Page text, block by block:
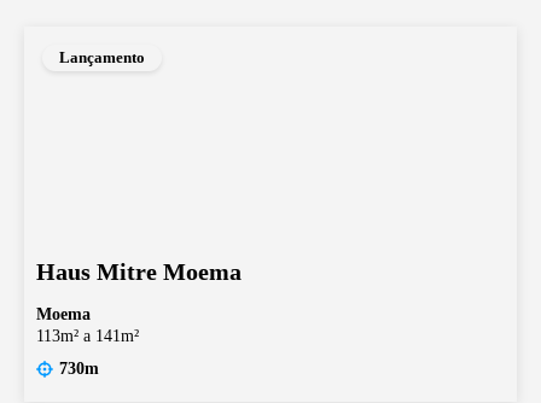
Lançamento
Haus Mitre Moema
Moema
113m² a 141m²
730m